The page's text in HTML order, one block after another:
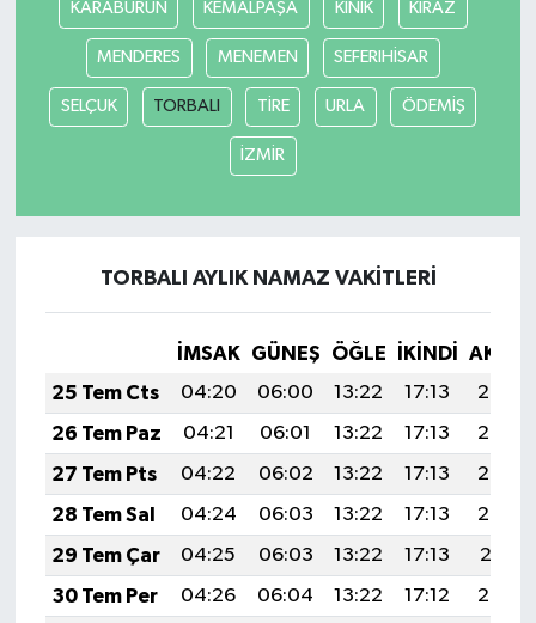
KARABURUN KEMALPAŞA KINIK KİRAZ
MENDERES MENEMEN SEFERIHİSAR
SELÇUK TORBALI TİRE URLA ÖDEMİŞ
İZMİR
TORBALI AYLIK NAMAZ VAKITLERI
İMSAK GÜNEŞ ÖĞLE İKINDI
25 Tem Cts
04:20 06:00 13:22 17:13
20:34
26 Tem Paz
04:21 06:01 13:22 17:13
20:33
27 Tem Pts
04:22 06:02 13:22 17:13
20:33
28 Tem Sal
04:24 06:03 13:22 17:13
20:32
29 Tem Çar
04:25 06:03 13:22 17:13
20:31
30 Tem Per
04:26 06:04 13:22 17:12
20:30